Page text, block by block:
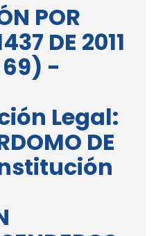
POR
DE 2011
69) -
Legal:
DE